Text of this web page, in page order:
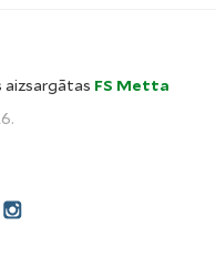
aizsargātas FS Metta